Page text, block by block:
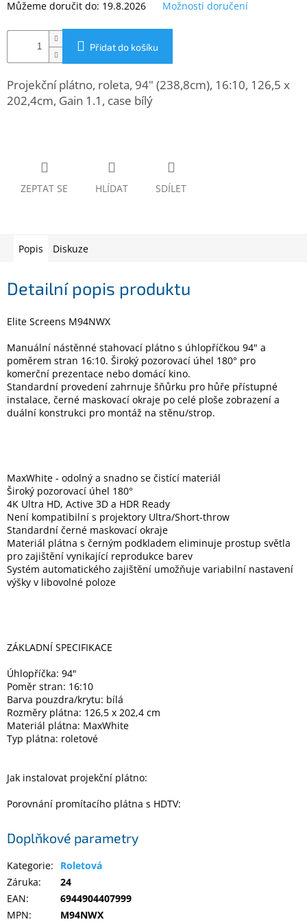
www.inpraise.cz
Gaming
a
tablety
Dílna
spotřebiče
Počítače
a
Elektronika
Domácnost
%
VÝPRODEJ
Akční
zboží
TONERY
A
CARTRIDGE
OEM
Kamerové
MILESIGHT
Doprodej
Přihlášení
Můžeme doručit do: 19.8.2026 Možnosti doručení
Přidat do košíku
Projekční plátno, roleta, 94" (238,8cm), 16:10, 126,5 x
202,4cm, Gain 1.1, case bílý
ZEPTAT SE HLÍDAT SDÍLET
Popis Diskuze
Detailní popis produktu
Elite Screens M94NWX
Manuální nástěnné stahovací plátno s úhlopříčkou 94" a
poměrem stran 16:10. Široký pozorovací úhel 180° pro
komerční prezentace nebo domácí kino.
Standardní provedení zahrnuje šňůrku pro hůře přístupné
instalace, černé maskovací okraje po celé ploše zobrazení a
duální konstrukci pro montáž na stěnu/strop.
MaxWhite - odolný a snadno se čistící materiál
Široký pozorovací úhel 180°
4K Ultra HD, Active 3D a HDR Ready
Není kompatibilní s projektory Ultra/Short-throw
Standardní černé maskovací okraje
Materiál plátna s černým podkladem eliminuje prostup světla
pro zajištění vynikající reprodukce barev
Systém automatického zajištění umožňuje variabilní nastavení
výšky v libovolné poloze
ZÁKLADNÍ SPECIFIKACE
Úhlopříčka: 94"
Poměr stran: 16:10
Barva pouzdra/krytu: bílá
Rozměry plátna: 126,5 x 202,4 cm
Materiál plátna: MaxWhite
Typ plátna: roletové
Jak instalovat projekční plátno:
Porovnání promítacího plátna s HDTV:
Doplňkové parametry
Kategorie:
Roletová
Záruka:
24
EAN:
6944904407999
MPN: M94NWX